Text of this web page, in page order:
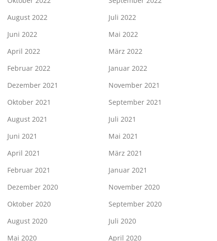
August 2022
Juli 2022
Juni 2022
Mai 2022
April 2022
März 2022
Februar 2022
Januar 2022
Dezember 2021
November 2021
Oktober 2021
September 2021
August 2021
Juli 2021
Juni 2021
Mai 2021
April 2021
März 2021
Februar 2021
Januar 2021
Dezember 2020
November 2020
Oktober 2020
September 2020
August 2020
Juli 2020
Mai 2020
April 2020